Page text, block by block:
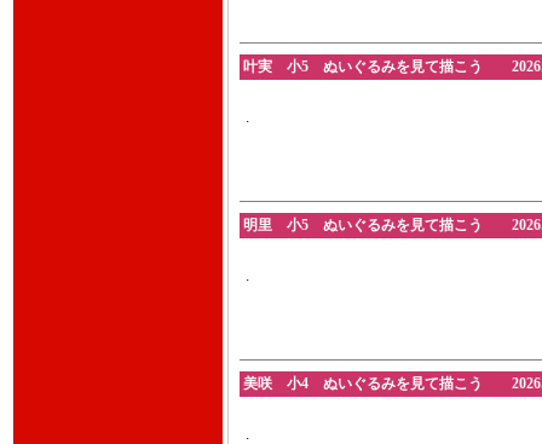
叶実 小5 ぬいぐるみを見て描こう
.
明里 小5 ぬいぐるみを見て描こう
.
美咲 小4 ぬいぐるみを見て描こう
.